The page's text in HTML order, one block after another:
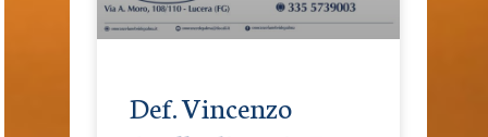
Def. Vincenzo